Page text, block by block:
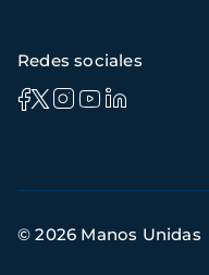
Redes sociales
de
© 2026 Manos Unidas